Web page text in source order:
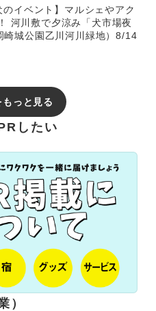
のイベント】マルシェやアク
河川敷で夕涼み「犬市場夜
崎城公園乙川河川緑地）8/14
っと見る
したい
）